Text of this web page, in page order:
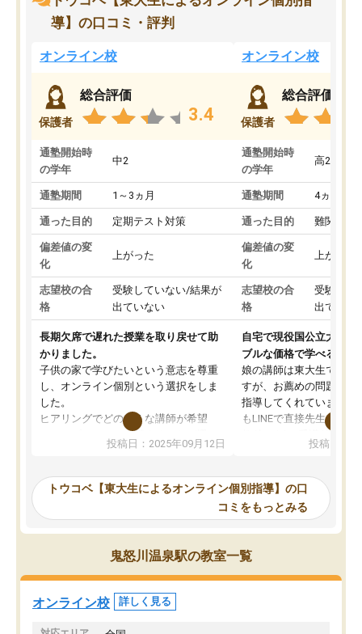
導】の口コミ・評判
オンライン校
保護者
総合評価
3.4
通塾開始時
の学年
中2
通塾期間 1～3ヵ月
通った目的 定期テスト対策
偏差値の変
化
上がった
志望校の合
格
受験していない/結果が
出ていない
長期欠席で遅れた授業を取り戻せて助
かりました。
子供の家で学びたいという意志を尊重
し、オンライン個別という選択をしま
した。
ヒアリングでどのような講師が希望
か、オプションは付帯するかなど選ぶ
事が出来ました。
ーティングを行い、その講師で良いか
見てから講師を決定する事ができま
す。
うちの子は、初回面談の講師の方で決
オンラインツールを使用した単語帳の
共有があり宿題もそちらで出される形
でした。
投稿日：2025年09月12日
オンライン校
保護者
総合評価
通塾開始時
の学年
高2
通塾期間 4ヵ月～1
通った目的 難関私立
偏差値の変
化
上がった
志望校の合
格
受験して
出ていな
自宅で現役国公立大学生
ブルな価格で学べる
娘の講師は東大生では無
すが、お薦めの問題集や
指導してくれています。
もLINEで直接先生に質問
めれるので、個人に合
いなのがあり(有料)、受
ことをどんなスケジュー
くか相談したのですが、
ち期待したものではなく
内容でした。それでも明
やる気も出ましたし、苦
くなってきたようなので
投稿日：
トウコベ【東大生によるオンライン個別指導】の口
コミをもっとみる
鬼怒川温泉駅の教室一覧
オンライン校 詳しく見る